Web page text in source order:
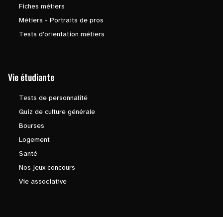
Fiches métiers
Métiers - Portraits de pros
Tests d'orientation métiers
Vie étudiante
Tests de personnalité
Quiz de culture générale
Bourses
Logement
Santé
Nos jeux concours
Vie associative